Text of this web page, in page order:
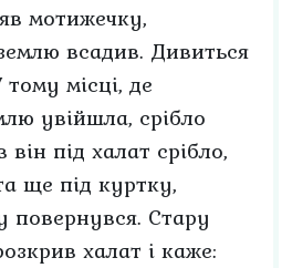
мотижечку,
всадив. Дивиться
місці, де
увійшла, срібло
під халат срібло,
ще під куртку,
повернувся. Стару
халат і каже: